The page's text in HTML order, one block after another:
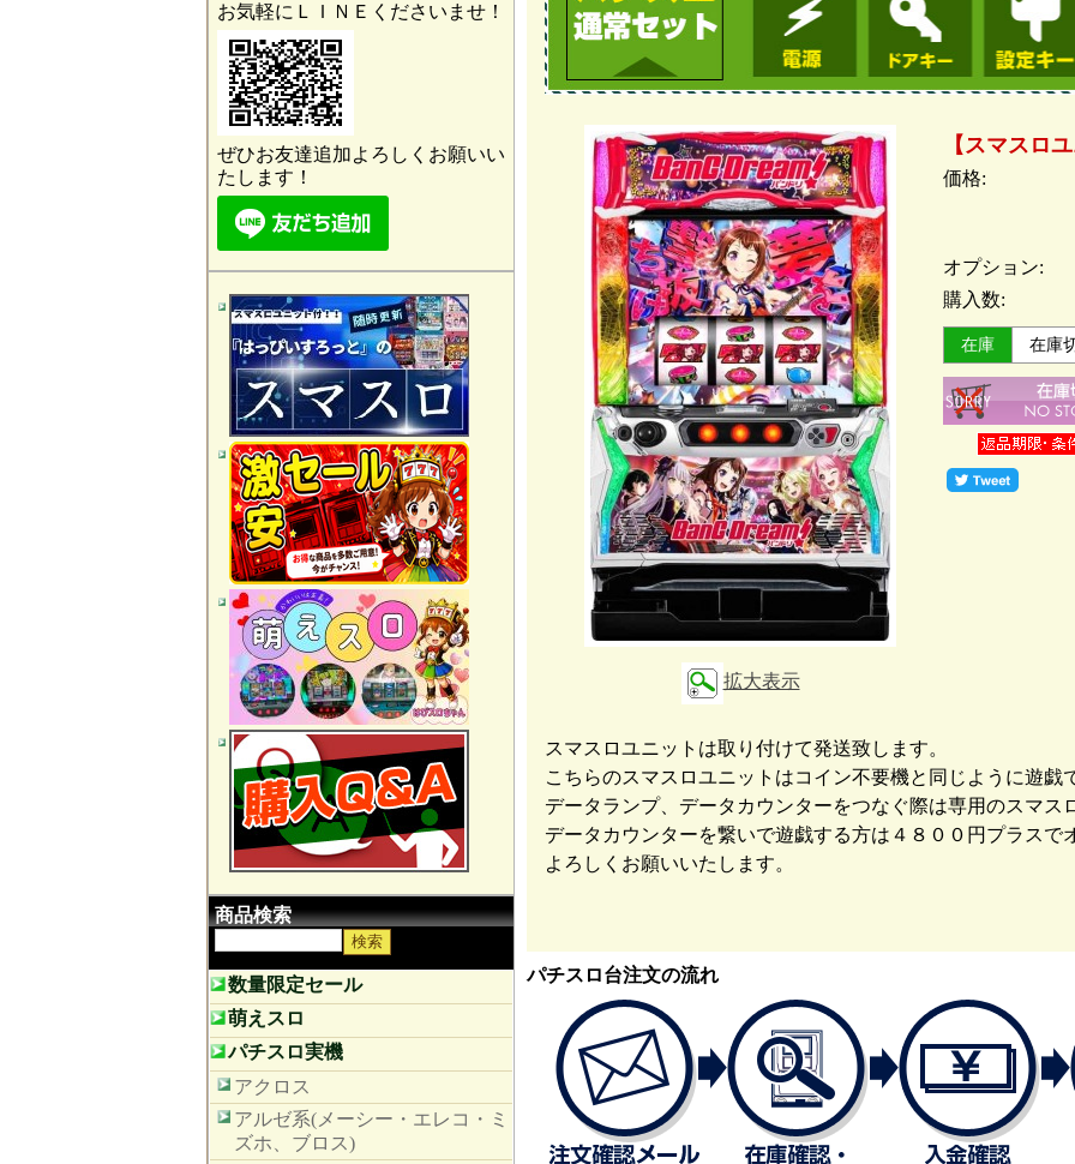
お気軽にＬＩＮＥくださいませ！
ぜひお友達追加よろしくお願いい
たします！
商品検索
数量限定セール
萌えスロ
パチスロ実機
アクロス
アルゼ系(メーシー・エレコ・ミ
ズホ、ブロス)
拡大表示
【スマスロ
価格:
オプション:
購入数:
在庫 在庫
スマスロユニットは取り付けて発送致します。
こちらのスマスロユニットはコイン不要機と同じように遊
データランプ、データカウンターをつなぐ際は専用のスマス
データカウンターを繋いで遊戯する方は４８００円プラス
よろしくお願いいたします。
パチスロ台注文の流れ